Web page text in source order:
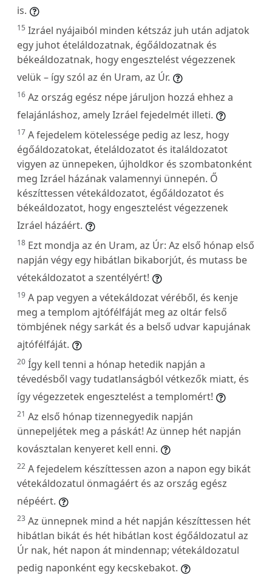
is.
15 Izráel nyájaiból minden kétszáz juh után adjatok
egy juhot ételáldozatnak, égőáldozatnak és
békeáldozatnak, hogy engesztelést végezzenek
velük – így szól az én Uram, az Úr.
16 Az ország egész népe járuljon hozzá ehhez a
felajánláshoz, amely Izráel fejedelmét illeti.
17 A fejedelem kötelessége pedig az lesz, hogy
égőáldozatokat, ételáldozatot és italáldozatot
vigyen az ünnepeken, újholdkor és szombatonként
meg Izráel házának valamennyi ünnepén. Ő
készíttessen vétekáldozatot, égőáldozatot és
békeáldozatot, hogy engesztelést végezzenek
Izráel házáért.
18 Ezt mondja az én Uram, az Úr: Az első hónap első
napján végy egy hibátlan bikaborjút, és mutass be
vétekáldozatot a szentélyért!
19 A pap vegyen a vétekáldozat véréből, és kenje
meg a templom ajtófélfáját meg az oltár felső
tömbjének négy sarkát és a belső udvar kapujának
ajtófélfáját.
20 Így kell tenni a hónap hetedik napján a
tévedésből vagy tudatlanságból vétkezők miatt, és
így végezzetek engesztelést a templomért!
21 Az első hónap tizennegyedik napján
ünnepeljétek meg a páskát! Az ünnep hét napján
kovásztalan kenyeret kell enni.
22 A fejedelem készíttessen azon a napon egy bikát
vétekáldozatul önmagáért és az ország egész
népéért.
23 Az ünnepnek mind a hét napján készíttessen hét
hibátlan bikát és hét hibátlan kost égőáldozatul az
Úr nak, hét napon át mindennap; vétekáldozatul
pedig naponként egy kecskebakot.